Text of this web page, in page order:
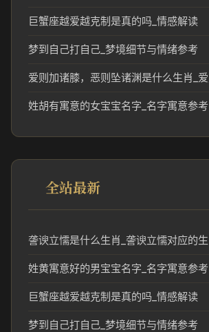
巨蟹座越爱越克制是真的吗_情感解读
梦到自己打自己_梦境细节与情绪参考
姓胡有寓意的女宝宝名字_名字寓意参考
全站最新
姓黄寓意好的男宝宝名字_名字寓意参考
巨蟹座越爱越克制是真的吗_情感解读
梦到自己打自己_梦境细节与情绪参考